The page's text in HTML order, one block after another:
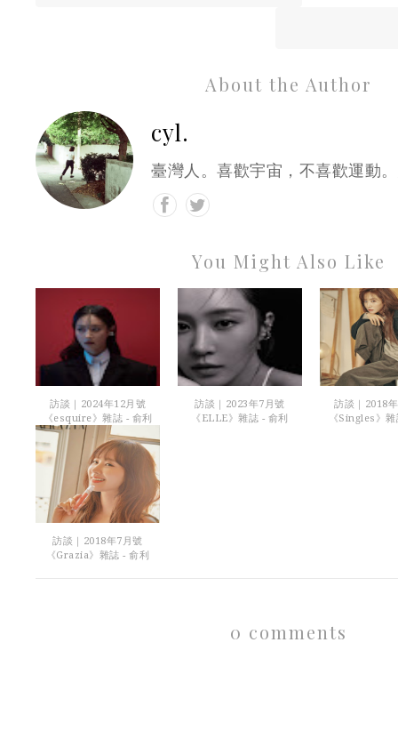
About the Author
cyl.
臺灣人。喜歡宇宙，不喜歡運動
You Might Also Like
訪談｜2024年12月號
《esquire》雜誌 - 俞利
訪談｜2023年7月號
《ELLE》雜誌 - 俞利
訪談｜2018
《Singles》
訪談｜2018年7月號
《Grazia》雜誌 - 俞利
0 comments